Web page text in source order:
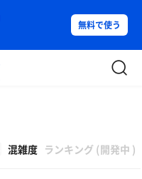
無料で使う
混雑度 ランキング (開発中 )